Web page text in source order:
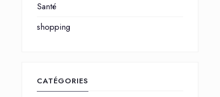
Santé
shopping
CATÉGORIES